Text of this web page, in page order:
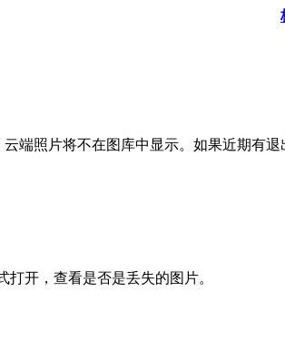
端照片将不在图库中显示。如果近期有
开，查看是否是丢失的图片。